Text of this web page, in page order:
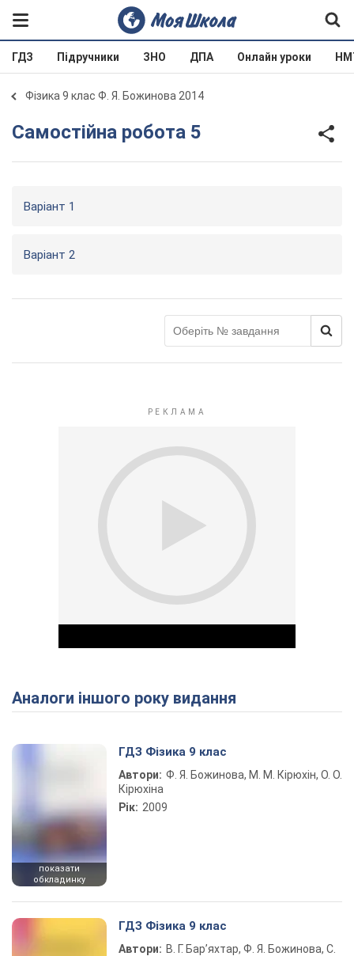
ГДЗ Підручники ЗНО ДПА Онлайн уроки
Фізика 9 клас Ф. Я. Божинова 2014
Самостійна робота 5
Варіант 1
Варіант 2
Play Video
Аналоги іншого року видання
показати
обкладинку
ГДЗ Фізика 9 клас
Автори: Ф. Я. Божинова, М. М. Кірюхін, О. О.
Кірюхіна
Рік: 2009
ГДЗ Фізика 9 клас
Автори: В. Г. Бар’яхтар, Ф. Я. Божинова, С.